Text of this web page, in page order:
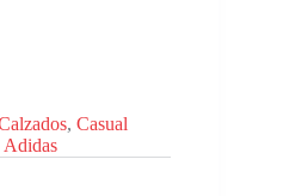
, Casual
Adidas